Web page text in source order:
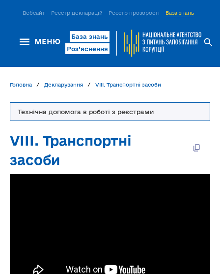
Вебсайт Реєстр декларацій Реєстр прозорості База знань
МЕНЮ
База знань
Роз’яснення
Головна Декларування VІІІ. Транспортні засоби
Технічна допомога в роботі з реєстрами
VІІІ. Транспортні
засоби